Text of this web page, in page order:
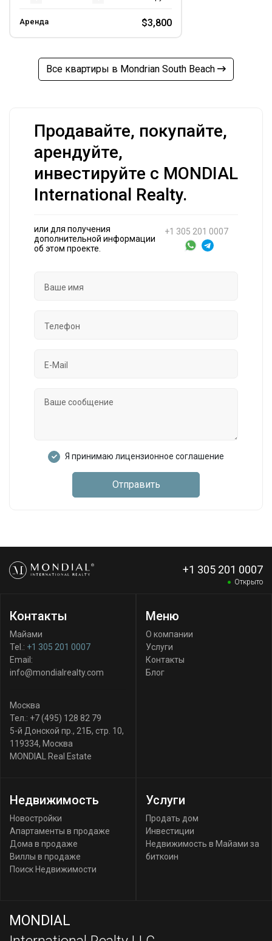
Аренда $3,800
Все квартиры в Mondrian South Beach
Продавайте, покупайте,
арендуйте,
инвестируйте с MONDIAL
International Realty.
или для получения
дополнительной информации
об этом проекте.
+1 305 201 0007
Я принимаю лицензионное соглашение
Отправить
+1 305 201 0007
Открыто
Контакты
Майами
Tel.: +1 305 201 0007
Email:
info@mondialrealty.com
Москва
Тел.: +7 (495) 128 82 79
5-й Донской пр., 21Б, стр. 10,
119334, Москва
MONDIAL Real Estate
Меню
О компании
Услуги
Контакты
Блог
Недвижимость
Новостройки
Апартаменты в продаже
Дома в продаже
Виллы в продаже
Поиск Недвижимости
Услуги
Продать дом
Инвестиции
Недвижимость в Майами за
биткоин
MONDIAL